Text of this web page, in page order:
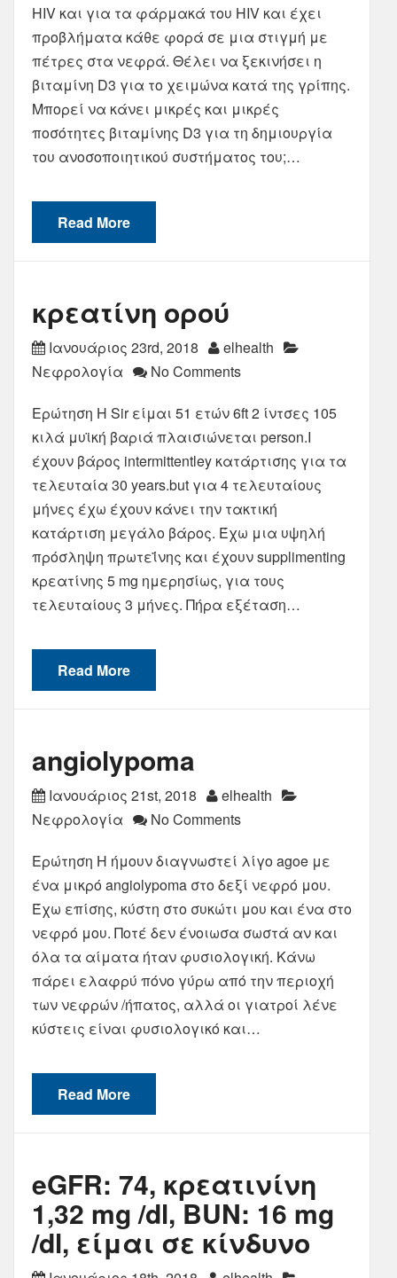
HIV και για τα φάρμακά του HIV και έχει
προβλήματα κάθε φορά σε μια στιγμή με
πέτρες στα νεφρά. Θέλει να ξεκινήσει η
βιταμίνη D3 για το χειμώνα κατά της γρίπης.
Μπορεί να κάνει μικρές και μικρές
ποσότητες βιταμίνης D3 για τη δημιουργία
του ανοσοποιητικού συστήματος του;…
Read More
κρεατίνη ορού
Ιανουάριος 23rd, 2018
elhealth
Νεφρολογία
No Comments
Ερώτηση Η Sir είμαι 51 ετών 6ft 2 ίντσες 105
κιλά μυϊκή βαριά πλαισιώνεται person.I
έχουν βάρος intermittentley κατάρτισης για τα
τελευταία 30 years.but για 4 τελευταίους
μήνες έχω έχουν κάνει την τακτική
κατάρτιση μεγάλο βάρος. Έχω μια υψηλή
πρόσληψη πρωτεΐνης και έχουν supplimenting
κρεατίνης 5 mg ημερησίως, για τους
τελευταίους 3 μήνες. Πήρα εξέταση…
Read More
angiolypoma
Ιανουάριος 21st, 2018
elhealth
Νεφρολογία
No Comments
Ερώτηση Η ήμουν διαγνωστεί λίγο agoe με
ένα μικρό angiolypoma στο δεξί νεφρό μου.
Έχω επίσης, κύστη στο συκώτι μου και ένα στο
νεφρό μου. Ποτέ δεν ένοιωσα σωστά αν και
όλα τα αίματα ήταν φυσιολογική. Κάνω
πάρει ελαφρύ πόνο γύρω από την περιοχή
των νεφρών /ήπατος, αλλά οι γιατροί λένε
κύστεις είναι φυσιολογικό και…
Read More
eGFR: 74, κρεατινίνη
1,32 mg /dl, BUN: 16 mg
/dl, είμαι σε κίνδυνο